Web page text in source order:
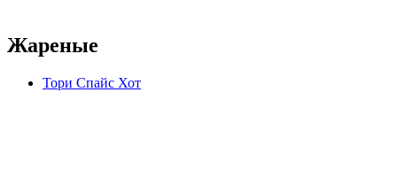
Жареные
Тори Спайс Хот